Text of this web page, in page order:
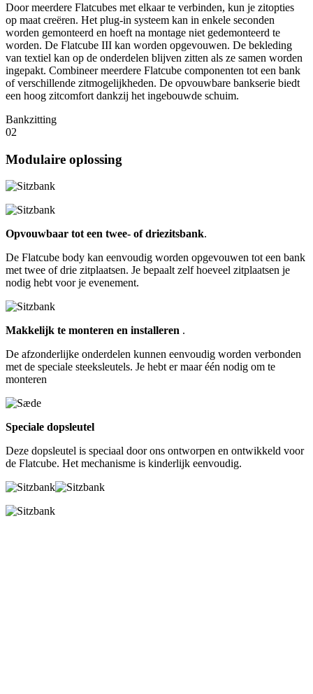
Door meerdere Flatcubes met elkaar te verbinden, kun je zitopties
op maat creëren. Het plug-in systeem kan in enkele seconden
worden gemonteerd en hoeft na montage niet gedemonteerd te
worden. De Flatcube III kan worden opgevouwen. De bekleding
van textiel kan op de onderdelen blijven zitten als ze samen worden
ingepakt. Combineer meerdere Flatcube componenten tot een bank
of verschillende zitmogelijkheden. De opvouwbare bankserie biedt
een hoog zitcomfort dankzij het ingebouwde schuim.
Bankzitting
02
Modulaire oplossing
Opvouwbaar tot een twee- of driezitsbank.
De Flatcube body kan eenvoudig worden opgevouwen tot een bank
met twee of drie zitplaatsen. Je bepaalt zelf hoeveel zitplaatsen je
nodig hebt voor je evenement.
Makkelijk te monteren en installeren .
De afzonderlijke onderdelen kunnen eenvoudig worden verbonden
met de speciale steeksleutels. Je hebt er maar één nodig om te
monteren
Speciale dopsleutel
Deze dopsleutel is speciaal door ons ontworpen en ontwikkeld voor
de Flatcube. Het mechanisme is kinderlijk eenvoudig.